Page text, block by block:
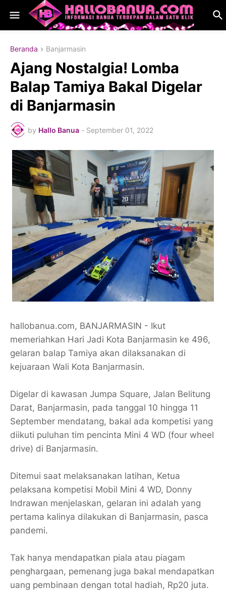
Beranda Banjarmasin
Ajang Nostalgia! Lomba
Balap Tamiya Bakal Digelar
di Banjarmasin
by Hallo Banua - September 01, 2022
hallobanua.com, BANJARMASIN - Ikut
memeriahkan Hari Jadi Kota Banjarmasin ke 496,
gelaran balap Tamiya akan dilaksanakan di
kejuaraan Wali Kota Banjarmasin.
Digelar di kawasan Jumpa Square, Jalan Belitung
Darat, Banjarmasin, pada tanggal 10 hingga 11
September mendatang, bakal ada kompetisi yang
diikuti puluhan tim pencinta Mini 4 WD (four wheel
drive) di Banjarmasin.
Ditemui saat melaksanakan latihan, Ketua
pelaksana kompetisi Mobil Mini 4 WD, Donny
Indrawan menjelaskan, gelaran ini adalah yang
pertama kalinya dilakukan di Banjarmasin, pasca
pandemi.
Tak hanya mendapatkan piala atau piagam
penghargaan, pemenang juga bakal mendapatkan
uang pembinaan dengan total hadiah, Rp20 juta.